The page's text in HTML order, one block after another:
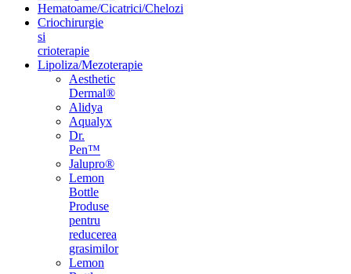
Hematoame/Cicatrici/Chelozi
Criochirurgie
si
crioterapie
Lipoliza/Mezoterapie
Aesthetic
Dermal®
Alidya
Aqualyx
Dr.
Pen™
Jalupro®
Lemon
Bottle
Produse
pentru
reducerea
grasimilor
Lemon